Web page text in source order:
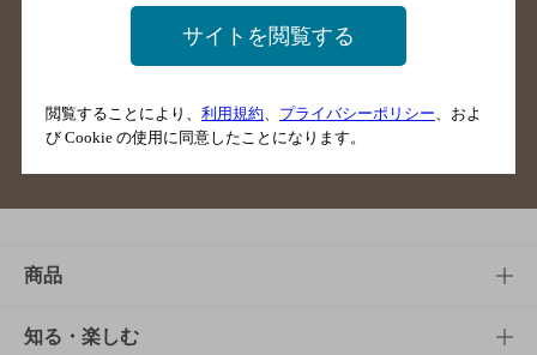
商品
商品TOP
知る・楽しむ
サイトを閲覧する
閲覧することにより、 利用規約、 プライバシーポリシー、およ
び Cookie の使用に同意したことになります。